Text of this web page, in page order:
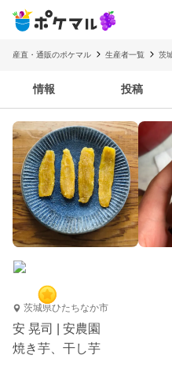
産直・通販のポケマル 生産者一覧 茨
情報 投稿
茨城県ひたちなか市
安 晃司 | 安農園
焼き芋、干し芋